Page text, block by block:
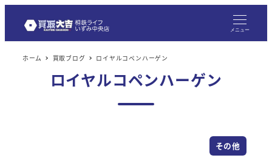
メニュー
ホーム 買取ブログ ロイヤルコペンハーゲン
ロイヤルコペンハーゲン
その他